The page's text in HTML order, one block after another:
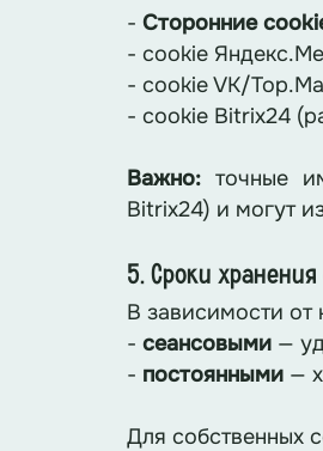
- Сторонние
- cookie
- cookie VK/
- cookie Bitrix24
Важно: точные
Bitrix24) и могут
5. Сроки
В зависимости от
- сеансовыми —
- постоянными —
Для собственных